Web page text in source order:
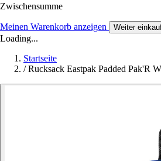
Zwischensumme
Meinen Warenkorb anzeigen Weiter
Loading...
Startseite
/ Rucksack Eastpak Padded Pak'R